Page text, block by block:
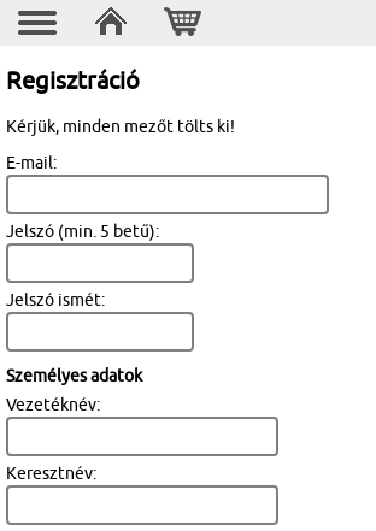
Regisztráció
Kérjük, minden mezőt tölts ki!
E-mail:
Jelszó (min. 5 betű):
Jelszó ismét:
Személyes adatok
Vezetéknév:
Keresztnév: